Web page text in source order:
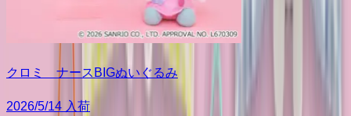
クロミ ナースBIGぬいぐるみ
2026/5/14 入荷